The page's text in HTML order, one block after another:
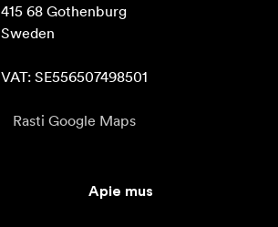
415 68 Gothenburg
Sweden
VAT: SE556507498501
Rasti Google Maps
Apie mus